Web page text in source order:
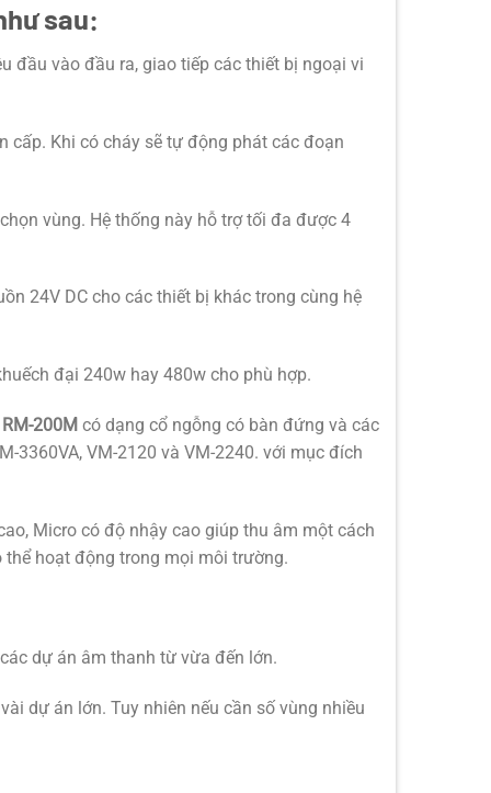
sau:
đầu vào đầu ra, giao tiếp các thiết bị ngoại vi
cấp. Khi có cháy sẽ tự động phát các đoạn
vùng. Hệ thống này hỗ trợ tối đa được 4
24V DC cho các thiết bị khác trong cùng hệ
đại 240w hay 480w cho phù hợp.
RM-200M có dạng cổ ngỗng có bàn đứng và các
3360VA, VM-2120 và VM-2240. với mục đích
Micro có độ nhậy cao giúp thu âm một cách
hoạt động trong mọi môi trường.
dự án âm thanh từ vừa đến lớn.
dự án lớn. Tuy nhiên nếu cần số vùng nhiều